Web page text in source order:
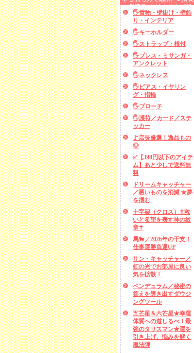
厳選品／✅あと少しで送
料無料
🖐️置物・壁掛け・壁飾
り・インテリア
🖐️キーホルダー
🖐️ストラップ・根付
🖐️ブレス・ミサンガ・
アンクレット
🖐️ネックレス
🖐️ピアス・イヤリン
グ・指輪
🖐️ブローチ
🖐️護符／カード／ステ
ッカー
🚩店長厳選！逸品もの
◎
✅【398円以下のアイテ
ム】あと少しで送料無
料
ドリームキャッチャー
／悪いものを消滅 ★夢
を掴む
十字架（クロス）✝救
いと希望を表す神の紋
章✝
馬🐎／2026年の干支！
仕事運勝負運UP
サン・キャッチャー／
虹の光でお部屋に良い
気を拡散！
ペンデュラム／秘密の
答えを導き出すダウジ
ングツール
五芒星＆六芒星★幸運
体質への道しるべ！最
強のタリスマン★運を
引き上げ、悩みを解く
魔法陣